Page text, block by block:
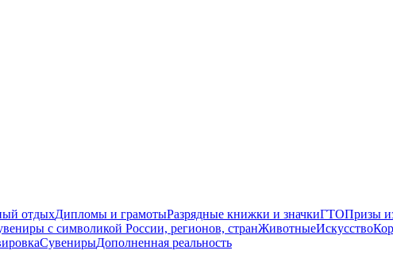
отдыхДипломы и грамотыРазрядные книжки и значкиГТОПризы
с символикой России, регионов, странЖивотныеИскусство
СувенирыДополненная реальность